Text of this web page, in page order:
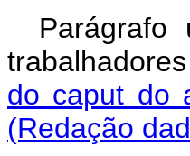
do caput do
(Redação